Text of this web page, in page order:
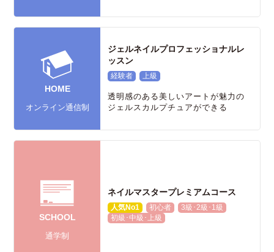
HOME
オンライン通信制
ジェルネイルプロフェッショナルレ
ッスン
経験者 上級
透明感のある美しいアートが魅力の
ジェルスカルプチュアができる
SCHOOL
通学制
ネイルマスタープレミアムコース
人気No1 初心者
3級･2級･1級
初級･中級･上級